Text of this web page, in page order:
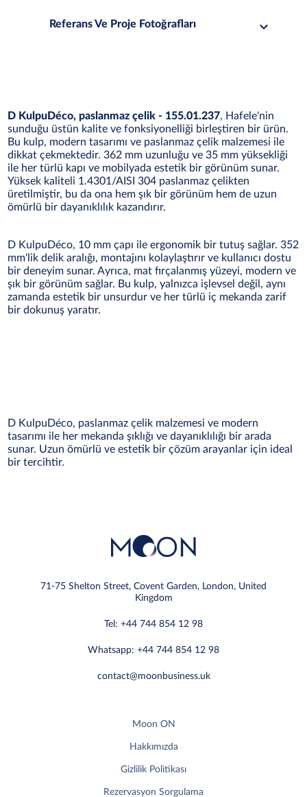
Referans Ve Proje Fotoğrafları
D KulpuDéco, paslanmaz çelik - 155.01.237, Hafele'nin
sunduğu üstün kalite ve fonksiyonelliği birleştiren bir ürün.
Bu kulp, modern tasarımı ve paslanmaz çelik malzemesi ile
dikkat çekmektedir. 362 mm uzunluğu ve 35 mm yüksekliği
ile her türlü kapı ve mobilyada estetik bir görünüm sunar.
Yüksek kaliteli 1.4301/AISI 304 paslanmaz çelikten
üretilmiştir, bu da ona hem şık bir görünüm hem de uzun
ömürlü bir dayanıklılık kazandırır.
D KulpuDéco, 10 mm çapı ile ergonomik bir tutuş sağlar. 352
mm'lik delik aralığı, montajını kolaylaştırır ve kullanıcı dostu
bir deneyim sunar. Ayrıca, mat fırçalanmış yüzeyi, modern ve
şık bir görünüm sağlar. Bu kulp, yalnızca işlevsel değil, aynı
zamanda estetik bir unsurdur ve her türlü iç mekanda zarif
bir dokunuş yaratır.
D KulpuDéco, paslanmaz çelik malzemesi ve modern
tasarımı ile her mekanda şıklığı ve dayanıklılığı bir arada
sunar. Uzun ömürlü ve estetik bir çözüm arayanlar için ideal
bir tercihtir.
71-75 Shelton Street, Covent Garden, London, United
Kingdom
Tel: +44 744 854 12 98
Whatsapp: +44 744 854 12 98
contact@moonbusiness.uk
Moon ON
Hakkımızda
Gizlilik Politikası
Rezervasyon Sorgulama